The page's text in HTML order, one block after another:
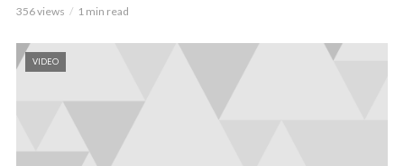
356 views 1 min read
VIDEO